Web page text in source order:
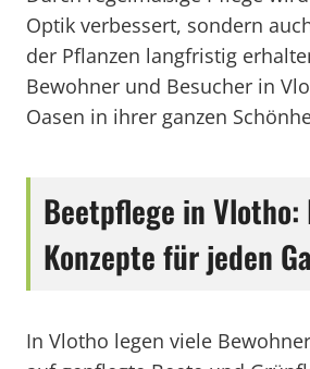
Optik verbessert, sondern
der Pflanzen langfristig
Bewohner und Besucher in
Oasen in ihrer ganzen
Beetpflege in
Konzepte für jeden
In Vlotho legen viele